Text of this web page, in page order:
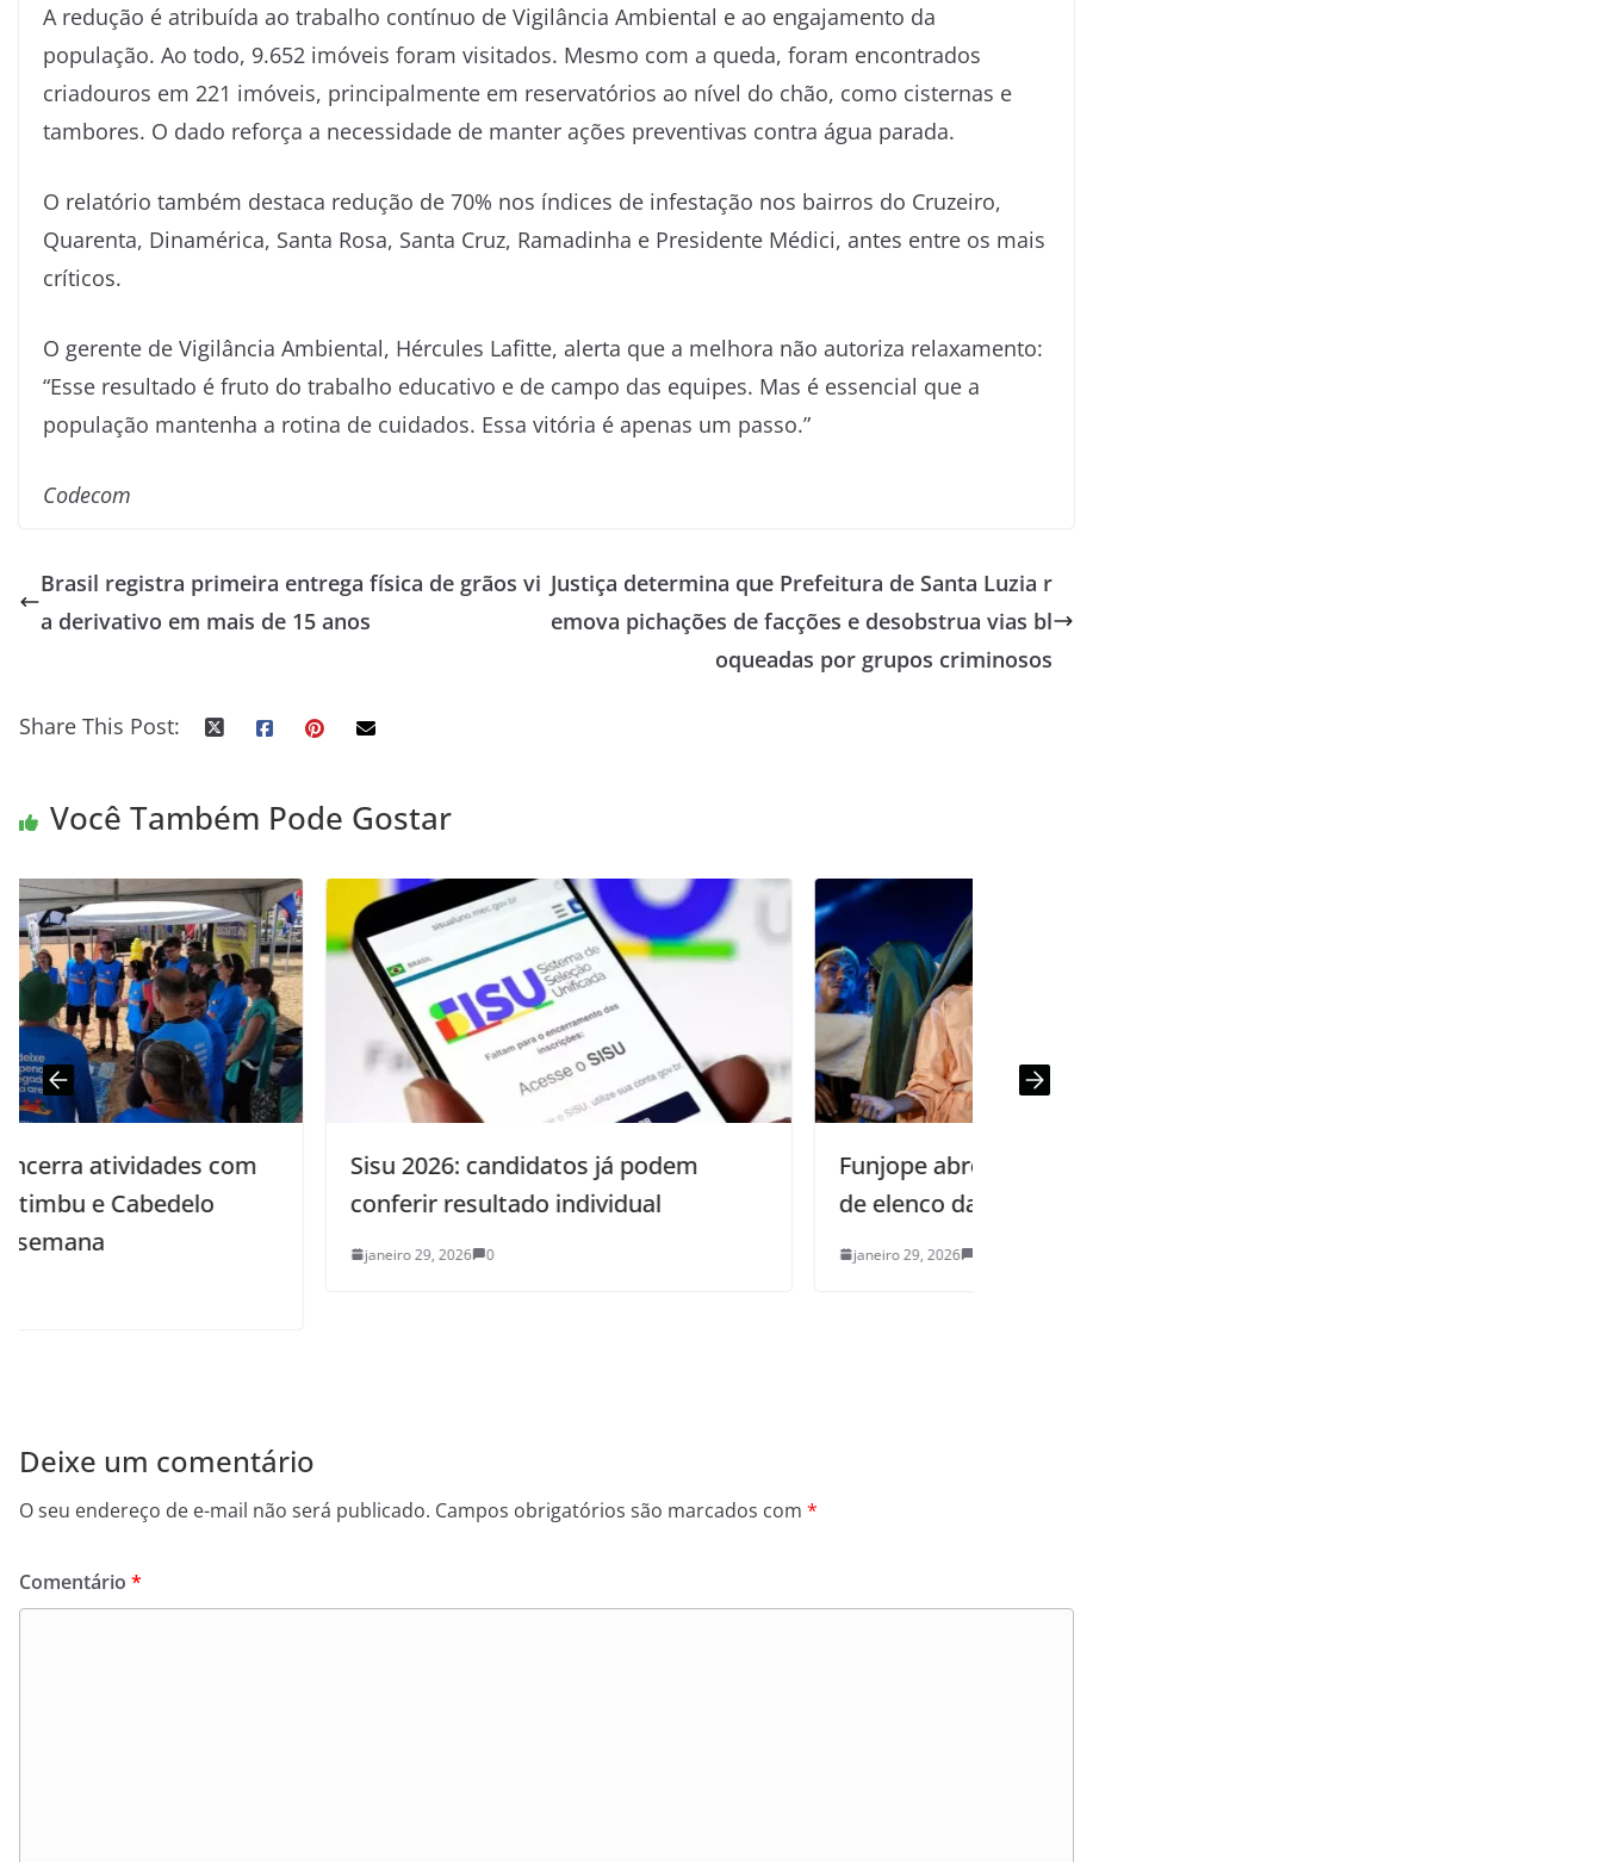
A redução é atribuída ao trabalho contínuo de Vigilância Ambiental e ao engajamento da
população. Ao todo, 9.652 imóveis foram visitados. Mesmo com a queda, foram encontrados
criadouros em 221 imóveis, principalmente em reservatórios ao nível do chão, como cisternas e
tambores. O dado reforça a necessidade de manter ações preventivas contra água parada.
O relatório também destaca redução de 70% nos índices de infestação nos bairros do Cruzeiro,
Quarenta, Dinamérica, Santa Rosa, Santa Cruz, Ramadinha e Presidente Médici, antes entre os mais
críticos.
O gerente de Vigilância Ambiental, Hércules Lafitte, alerta que a melhora não autoriza relaxamento:
“Esse resultado é fruto do trabalho educativo e de campo das equipes. Mas é essencial que a
população mantenha a rotina de cuidados. Essa vitória é apenas um passo.”
Codecom
Brasil registra primeira entrega física de grãos vi
a derivativo em mais de 15 anos
Justiça determina que Prefeitura de Santa Luzia r
emova pichações de facções e desobstrua vias bl
oqueadas por grupos criminosos
Share This Post:
Você Também Pode Gostar
Sisu 2026: candidatos já podem
conferir resultado individual
janeiro 29, 2026
Funjope abre inscrições para seleção
de elenco da Paixão de Cristo
Deixe um comentário
O seu endereço de e-mail não será publicado. Campos obrigatórios são marcados com *
Comentário *